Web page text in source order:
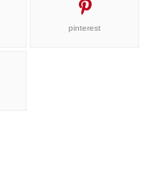
pinterest